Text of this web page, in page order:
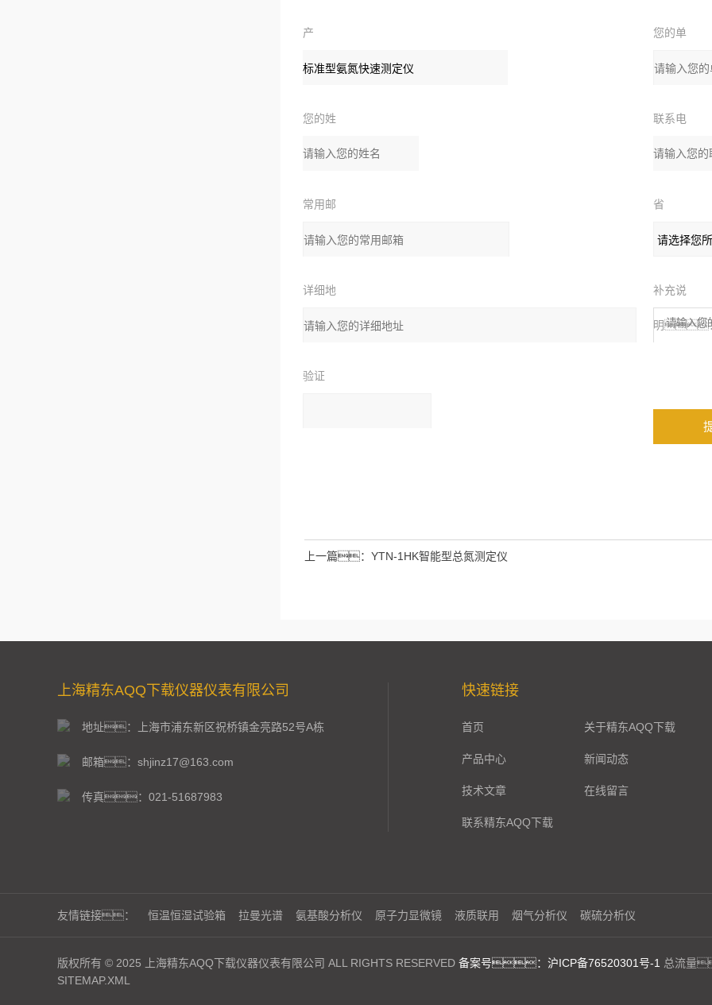
产
品：
您的单
位
您的姓
名：
联系电
话：
常用邮
箱：
省
份：
详细地
址：
补充说
明
验证
如：三加四=7
上一篇： YTN-1HK智能型总氮测定仪
上海精东AQQ下载仪器仪表有限公司
地址：上海市浦东新区祝桥镇金亮路52号A栋
邮箱：shjinz17@163.com
传真：021-51687983
快速链接
首页 关于精东AQQ下载
产品中心 新闻动态
技术文章 在线留言
联系精东AQQ下载
友情链接： 恒温恒湿试验箱 拉曼光谱 氨基酸分析仪 原子力显微镜 液质联用 烟气分析仪 碳硫分析仪
版权所有 © 2025 上海精东AQQ下载仪器仪表有限公司 ALL RIGHTS RESERVED 备案号：沪ICP备76520301号-1 总流量
SITEMAP.XML